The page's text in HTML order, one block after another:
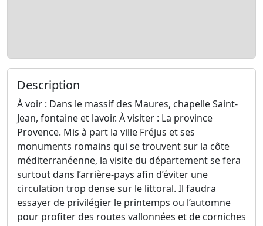
Description
À voir : Dans le massif des Maures, chapelle Saint-
Jean, fontaine et lavoir. À visiter : La province
Provence. Mis à part la ville Fréjus et ses
monuments romains qui se trouvent sur la côte
méditerranéenne, la visite du département se fera
surtout dans l’arrière-pays afin d’éviter une
circulation trop dense sur le littoral. Il faudra
essayer de privilégier le printemps ou l’automne
pour profiter des routes vallonnées et de corniches